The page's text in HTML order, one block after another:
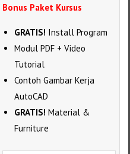
Bonus Paket Kursus
GRATIS! Install Program
Modul PDF + Video
Tutorial
Contoh Gambar Kerja
AutoCAD
GRATIS! Material &
Furniture